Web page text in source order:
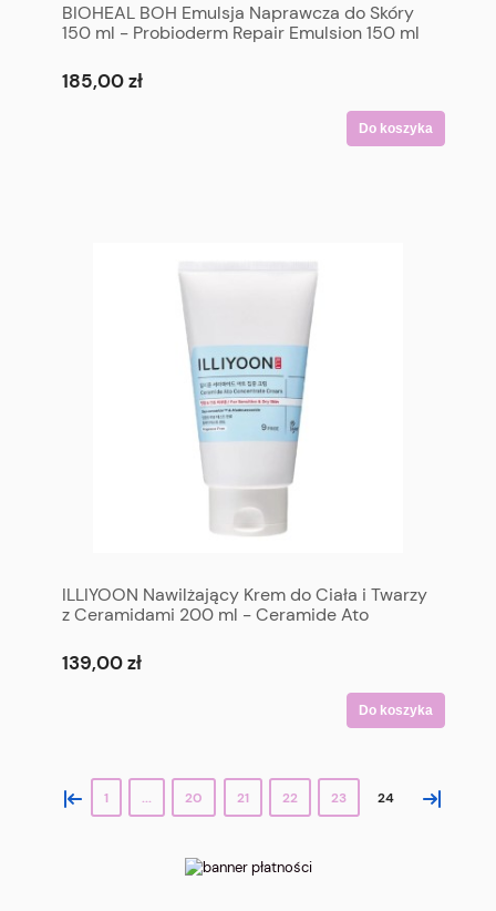
BIOHEAL BOH Emulsja Naprawcza do Skóry
150 ml - Probioderm Repair Emulsion 150 ml
185,00 zł
Do koszyka
ILLIYOON Nawilżający Krem do Ciała i Twarzy
z Ceramidami 200 ml - Ceramide Ato
139,00 zł
Do koszyka
« 1 ... 20 21 22 23 24 »